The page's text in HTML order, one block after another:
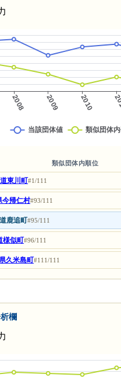
類似団体内順位
東川町#1/111
今帰仁村#93/111
鹿追町#95/111
様似町#96/111
久米島町#111/111
欄